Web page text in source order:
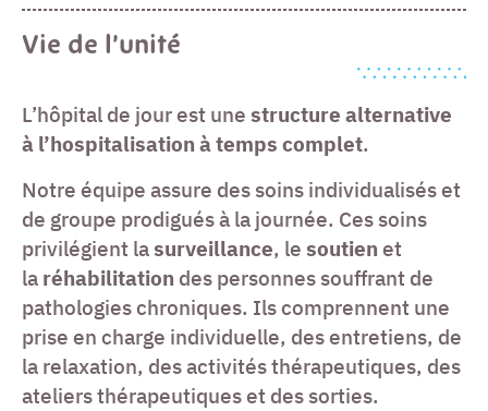
Vie de l’unité
L’hôpital de jour est une structure alternative
à l’hospitalisation à temps complet.
Notre équipe assure des soins individualisés et
de groupe prodigués à la journée. Ces soins
privilégient lasurveillance, le soutien et
la réhabilitation des personnes souffrant de
pathologies chroniques. Ils comprennent une
prise en charge individuelle, des entretiens, de
la relaxation, des activités thérapeutiques, des
ateliers thérapeutiques et des sorties.